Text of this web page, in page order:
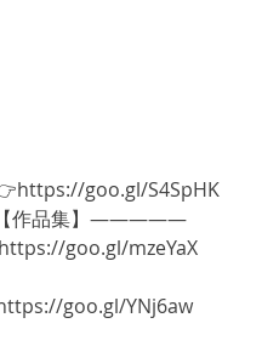
goo.gl/S4SpHK
品集】—————
goo.gl/mzeYaX
goo.gl/YNj6aw